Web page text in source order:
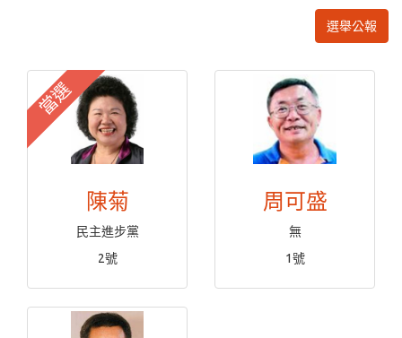
選舉公報
當選
陳菊
民主進步黨
2號
周可盛
無
1號